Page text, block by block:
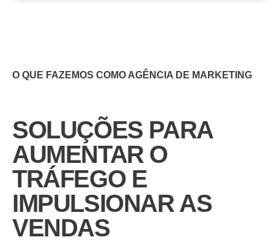
O QUE FAZEMOS COMO AGÊNCIA DE MARKETING
SOLUÇÕES PARA
AUMENTAR O
TRÁFEGO E
IMPULSIONAR AS
VENDAS
Outros